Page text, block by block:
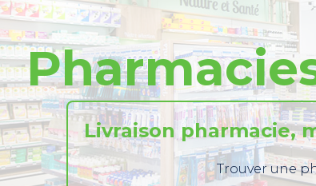
Livraison pharmacie,
Trouver une